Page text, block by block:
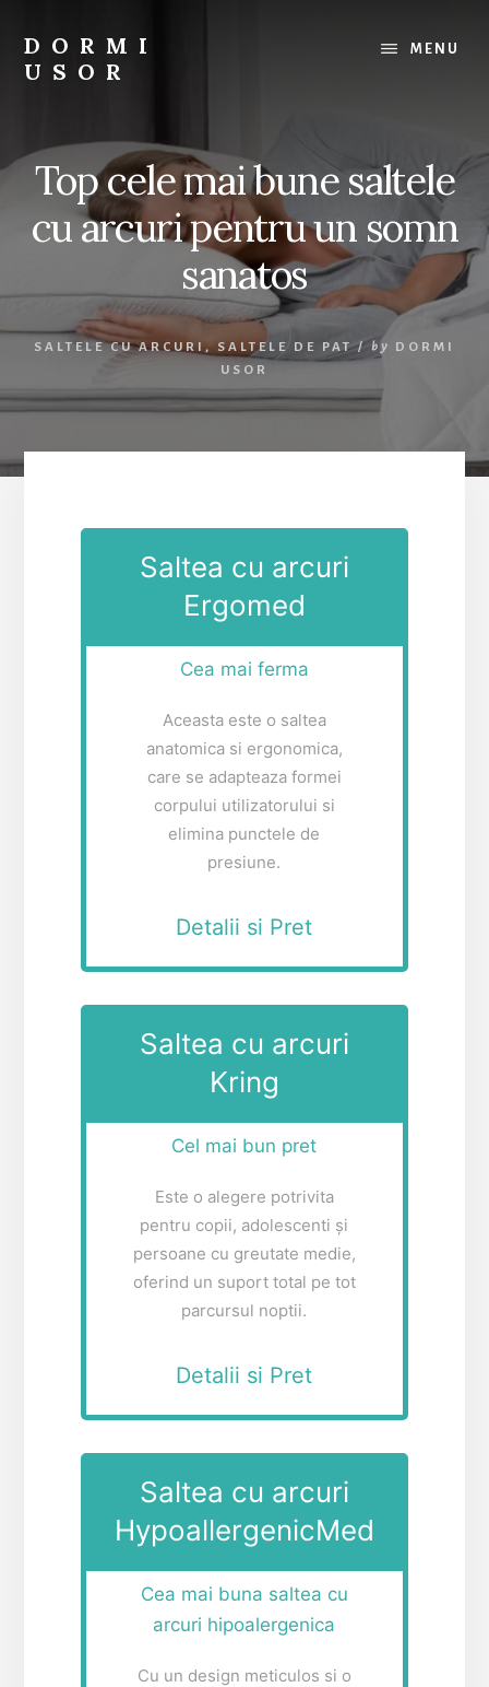
content
DORMI
USOR
ai
nevoie
un
MENU
Top cele mai bune saltele
cu arcuri pentru un somn
sanatos
SALTELE CU ARCURI , SALTELE DE PAT/ by
DORMI
USOR
Saltea cu arcuri
Ergomed
Cea mai ferma
Aceasta este o saltea
anatomica si ergonomica,
care se adapteaza formei
corpului utilizatorului si
elimina punctele de
presiune.
Detalii si Pret
Saltea cu arcuri
Kring
Cel mai bun pret
Este o alegere potrivita
pentru copii, adolescenti și
persoane cu greutate medie,
oferind un suport total pe tot
parcursul noptii.
Detalii si Pret
Saltea cu arcuri
HypoallergenicMed
Cea mai buna saltea cu
arcuri hipoalergenica
Cu un design meticulos si o